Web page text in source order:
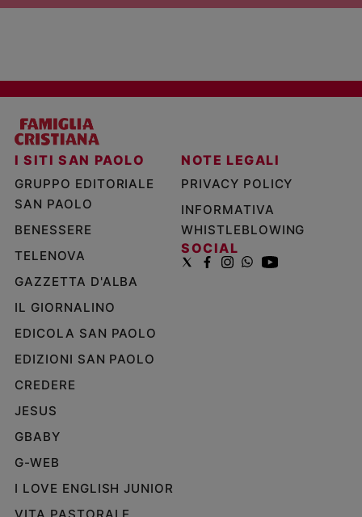
I SITI SAN PAOLO
GRUPPO EDITORIALE
SAN PAOLO
BENESSERE
TELENOVA
GAZZETTA D'ALBA
IL GIORNALINO
EDICOLA SAN PAOLO
EDIZIONI SAN PAOLO
CREDERE
JESUS
GBABY
G-WEB
I LOVE ENGLISH JUNIOR
NOTE LEGALI
PRIVACY POLICY
INFORMATIVA
WHISTLEBLOWING
SOCIAL